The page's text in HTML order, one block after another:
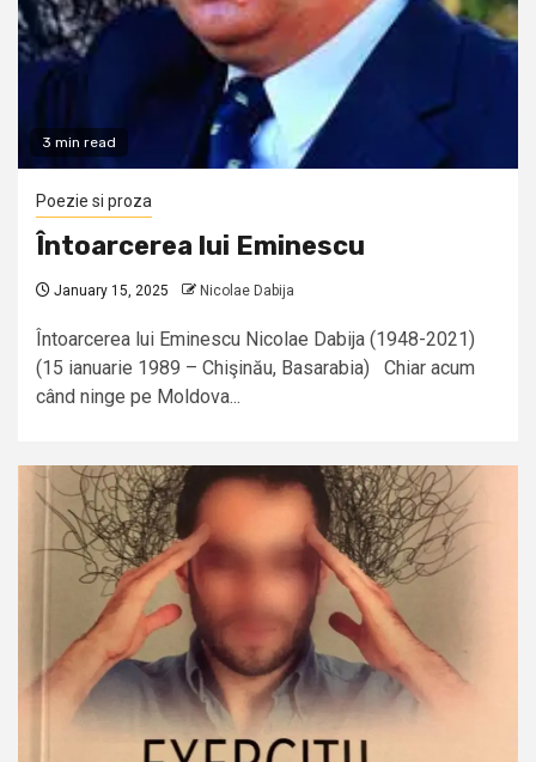
3 min read
Poezie si proza
Întoarcerea lui Eminescu
January 15, 2025 Nicolae Dabija
Întoarcerea lui Eminescu Nicolae Dabija (1948-2021)
(15 ianuarie 1989 – Chişinău, Basarabia) Chiar acum
când ninge pe Moldova...